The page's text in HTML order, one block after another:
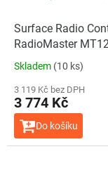
Surface Radio
RadioMaster
ER3C-I
Skladem (10 ks)
3 119 Kč bez DPH
3 774 Kč
Do košíku